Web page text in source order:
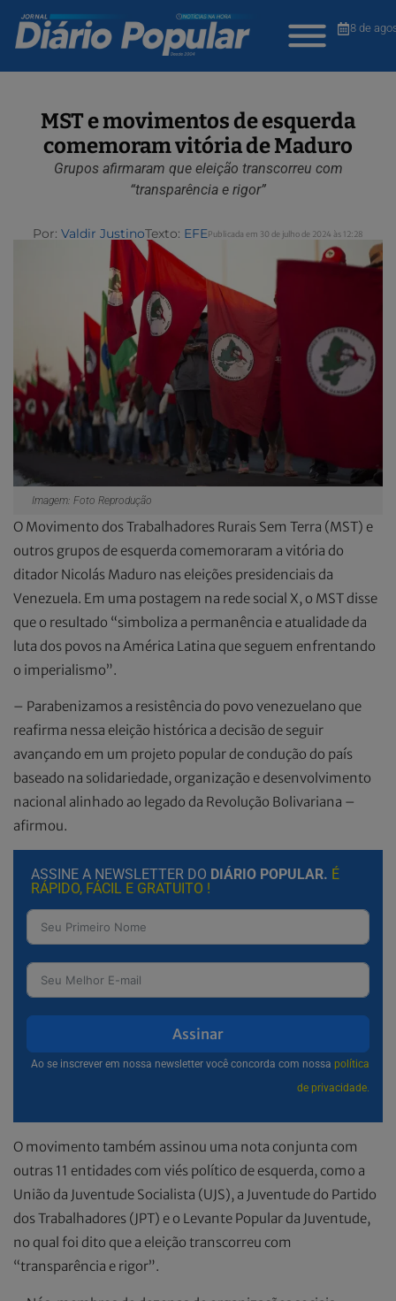
8 de
MST e movimentos de esquerda
comemoram vitória de Maduro
Grupos afirmaram que eleição transcorreu com
“transparência e rigor”
Por: Valdir JustinoTexto: EFEPublicada em 30 de julho de 2024 às 12:28
Imagem: Foto Reprodução
O Movimento dos Trabalhadores Rurais Sem Terra (MST) e
outros grupos de esquerda comemoraram a vitória do
ditador Nicolás Maduro nas eleições presidenciais da
Venezuela. Em uma postagem na rede social X, o MST disse
que o resultado “simboliza a permanência e atualidade da
luta dos povos na América Latina que seguem enfrentando
o imperialismo”.
– Parabenizamos a resistência do povo venezuelano que
reafirma nessa eleição histórica a decisão de seguir
avançando em um projeto popular de condução do país
baseado na solidariedade, organização e desenvolvimento
nacional alinhado ao legado da Revolução Bolivariana –
afirmou.
ASSINE A NEWSLETTER DO DIÁRIO POPULAR. É
RÁPIDO, FÁCIL E GRATUITO !
Assinar
Ao se inscrever em nossa newsletter você concorda com nossa política
de privacidade.
O movimento também assinou uma nota conjunta com
outras 11 entidades com viés político de esquerda, como a
União da Juventude Socialista (UJS), a Juventude do Partido
dos Trabalhadores (JPT) e o Levante Popular da Juventude,
no qual foi dito que a eleição transcorreu com
“transparência e rigor”.